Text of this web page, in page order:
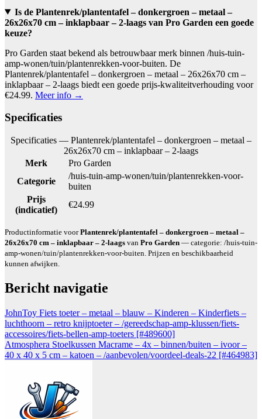
Is de Plantenrek/plantentafel – donkergroen – metaal –
26x26x70 cm – inklapbaar – 2-laags van Pro Garden een goede
keuze?
Pro Garden staat bekend als betrouwbaar merk binnen /huis-tuin-
amp-wonen/tuin/plantenrekken-voor-buiten. De
Plantenrek/plantentafel – donkergroen – metaal – 26x26x70 cm –
inklapbaar – 2-laags biedt een goede prijs-kwaliteitverhouding voor
€24.99. Meer info →
Specificaties
Specificaties — Plantenrek/plantentafel – donkergroen – metaal –
26x26x70 cm – inklapbaar – 2-laags
Merk
Pro Garden
Categorie
/huis-tuin-amp-wonen/tuin/plantenrekken-voor-
buiten
Prijs
(indicatief)
€24.99
Productinformatie voorPlantenrek/plantentafel – donkergroen – metaal –
26x26x70 cm – inklapbaar – 2-laags van Pro Garden — categorie: /huis-tuin-
amp-wonen/tuin/plantenrekken-voor-buiten. Prijzen en beschikbaarheid
kunnen afwijken.
Bericht navigatie
JohnToy Fiets toeter – metaal – blauw – Kinderen – Kinderfiets –
luchthoorn – retro knijptoeter – /gereedschap-amp-klussen/fiets-
accessoires/fiets-bellen-amp-toeters [#489600]
Atmosphera Stoelkussen Macrame – 4x – binnen/buiten – ivoor –
40 x 40 x 5 cm – katoen – /aanbevolen/voordeel-deals-22 [#464983]